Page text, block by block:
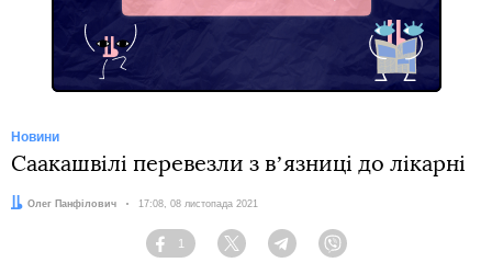
Новини
Саакашвілі перевезли з вʼязниці до лікарні
Автор:
Олег Панфілович Дата:
17:08, 08 листопада 2021
Facebook
1
Twitter TelegramViber